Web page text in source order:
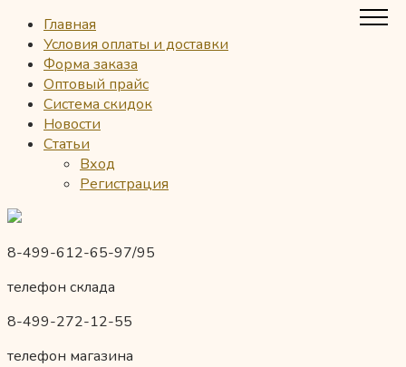
Главная
Условия оплаты и доставки
Форма заказа
Оптовый прайс
Система скидок
Новости
Статьи
Вход
Регистрация
8-499-612-65-97/95
телефон склада
8-499-272-12-55
телефон магазина